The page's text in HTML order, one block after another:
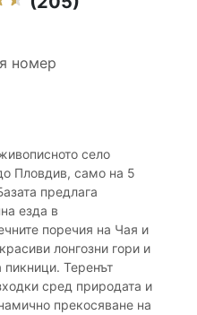
номер
село
Пловдив, само на 5
предлага
езда в
поречия на Чая и
лонгозни гори и
Теренът
сред природата и
прекосяване на